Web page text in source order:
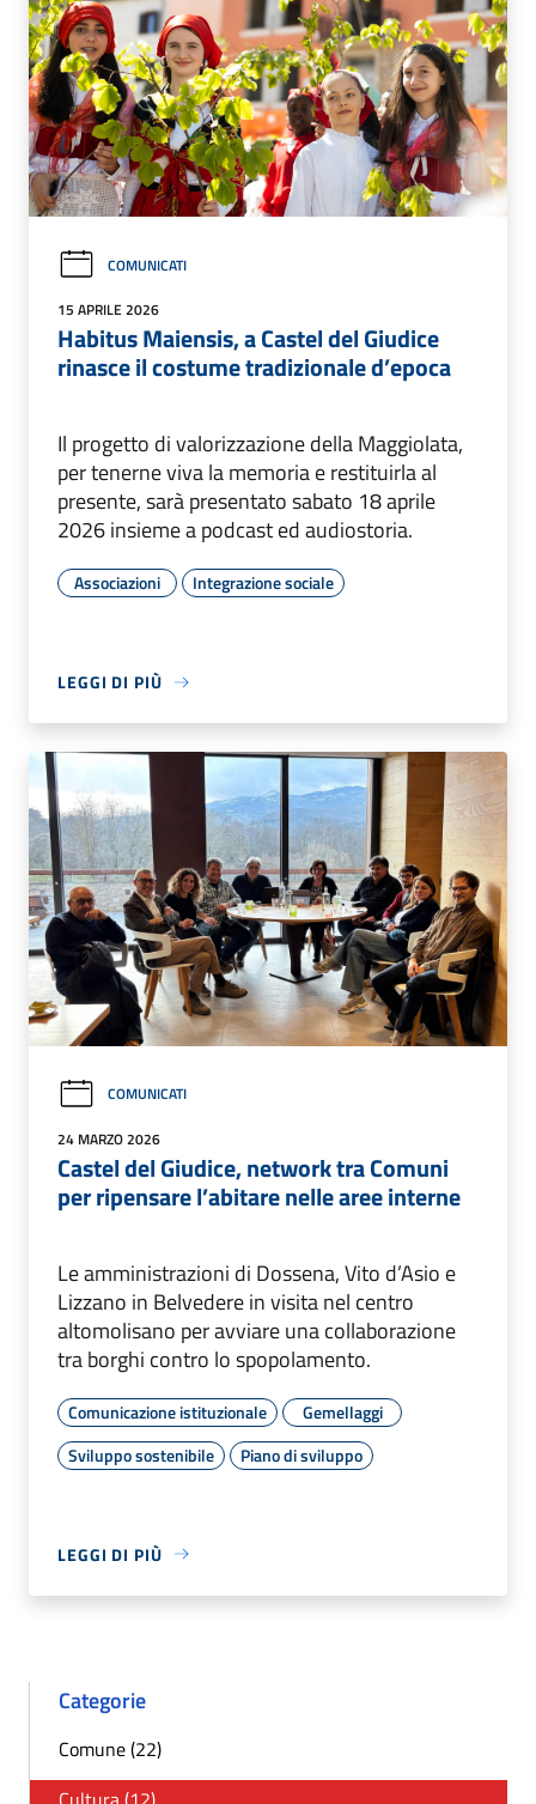
COMUNICATI
15 APRILE 2026
Habitus Maiensis, a Castel del Giudice
rinasce il costume tradizionale d’epoca
Il progetto di valorizzazione della Maggiolata,
per tenerne viva la memoria e restituirla al
presente, sarà presentato sabato 18 aprile
2026 insieme a podcast ed audiostoria.
Associazioni Integrazione sociale
LEGGI DI PIÙ
COMUNICATI
24 MARZO 2026
Castel del Giudice, network tra Comuni
per ripensare l’abitare nelle aree interne
Le amministrazioni di Dossena, Vito d’Asio e
Lizzano in Belvedere in visita nel centro
altomolisano per avviare una collaborazione
tra borghi contro lo spopolamento.
Comunicazione istituzionale
Gemellaggi
Sviluppo sostenibile
Piano di sviluppo
LEGGI DI PIÙ
Categorie
Comune (22)